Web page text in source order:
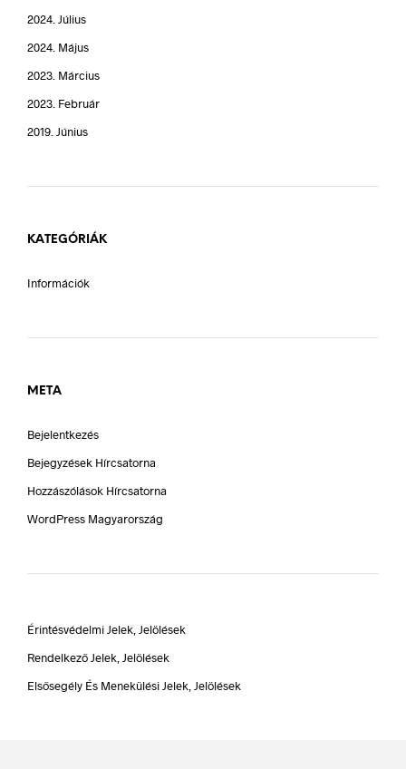
2024. Július
2024. Május
2023. Március
2023. Február
2019. Június
KATEGÓRIÁK
Információk
META
Bejelentkezés
Bejegyzések Hírcsatorna
Hozzászólások Hírcsatorna
WordPress Magyarország
Érintésvédelmi Jelek, Jelölések
Rendelkező Jelek, Jelölések
Elsősegély És Menekülési Jelek, Jelölések